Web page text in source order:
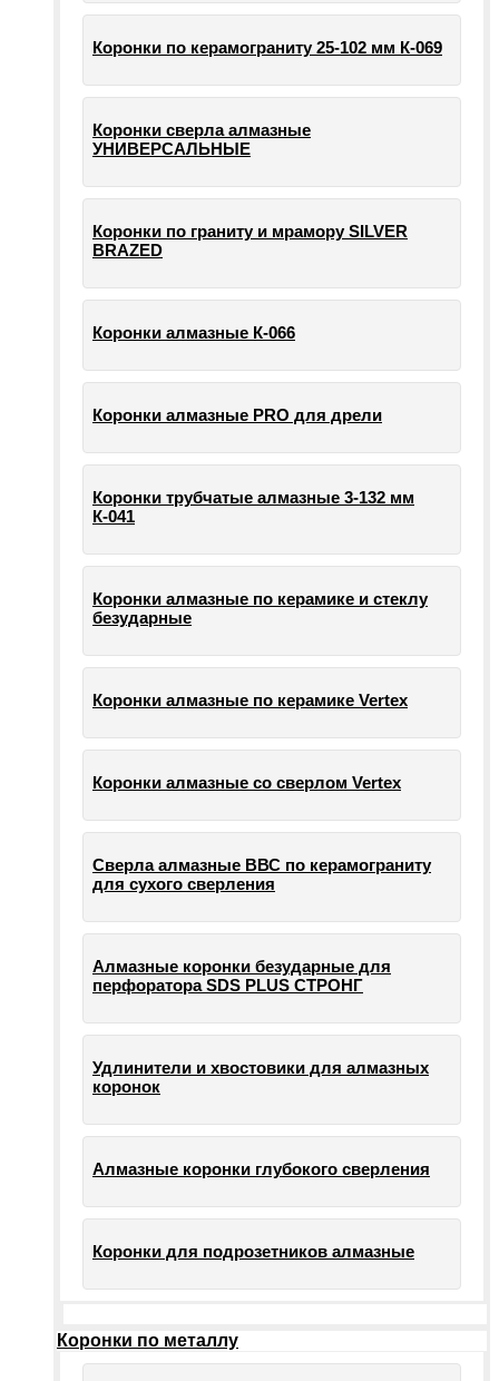
Коронки по керамограниту 25-102 мм К-069
Коронки сверла алмазные
УНИВЕРСАЛЬНЫЕ
Коронки по граниту и мрамору SILVER
BRAZED
Коронки алмазные К-066
Коронки алмазные PRO для дрели
Коронки трубчатые алмазные 3-132 мм
К-041
Коронки алмазные по керамике и стеклу
безударные
Коронки алмазные по керамике Vertex
Коронки алмазные со сверлом Vertex
Сверла алмазные ВВС по керамограниту
для сухого сверления
Алмазные коронки безударные для
перфоратора SDS PLUS СТРОНГ
Удлинители и хвостовики для алмазных
коронок
Алмазные коронки глубокого сверления
Коронки для подрозетников алмазные
Коронки по металлу